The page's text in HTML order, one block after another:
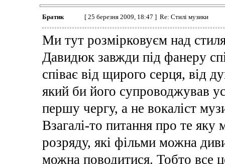
Братик [ 25 березня 2009, 18:47 ] Re: Стилі музики
Ми тут розмірковуєм над
Давидюк завжди під фанеру
співає від щирого серця, від
який би його супроводжував
першу чергу, а не вокаліст
Взагалі-то питання про те
розряду, які фільми можна
можна поводитися. Тобто все